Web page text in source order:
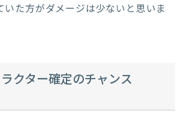
いた方がダメージは少ないと思いま
クター確定のチャンス